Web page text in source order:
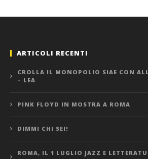
ARTICOLI RECENTI
CROLLA IL MONOPOLIO SIAE CON
– LEA
PINK FLOYD IN MOSTRA A ROMA
DIMMI CHI SEI!
ROMA, IL 1 LUGLIO JAZZ E